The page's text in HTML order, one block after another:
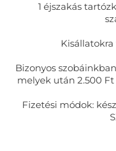
1 éjszakás
Bizonyos
melyek után 2.500
Fizetési módok: